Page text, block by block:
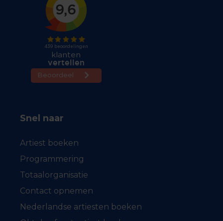
Snel naar
Artiest boeken
Programmering
Totaalorganisatie
Contact opnemen
Nederlandse artiesten boeken